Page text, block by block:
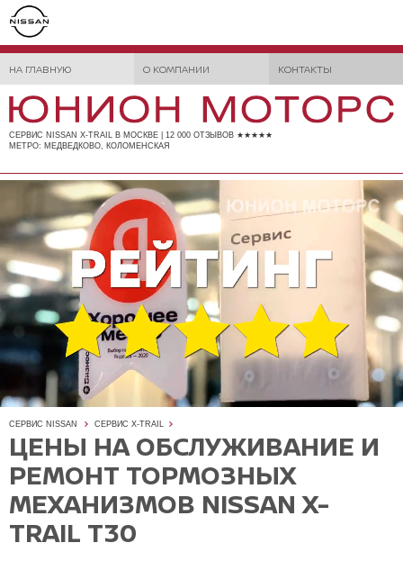
НА ГЛАВНУЮ О КОМПАНИИ КОНТАКТЫ
СЕРВИС NISSAN X-TRAIL В МОСКВЕ | 12 000 ОТЗЫВОВ ★★★★★
МЕТРО: МЕДВЕДКОВО, КОЛОМЕНСКАЯ
СЕРВИС NISSAN СЕРВИС X-TRAIL
ЦЕНЫ НА ОБСЛУЖИВАНИЕ И
РЕМОНТ ТОРМОЗНЫХ
МЕХАНИЗМОВ NISSAN X-
TRAIL T30